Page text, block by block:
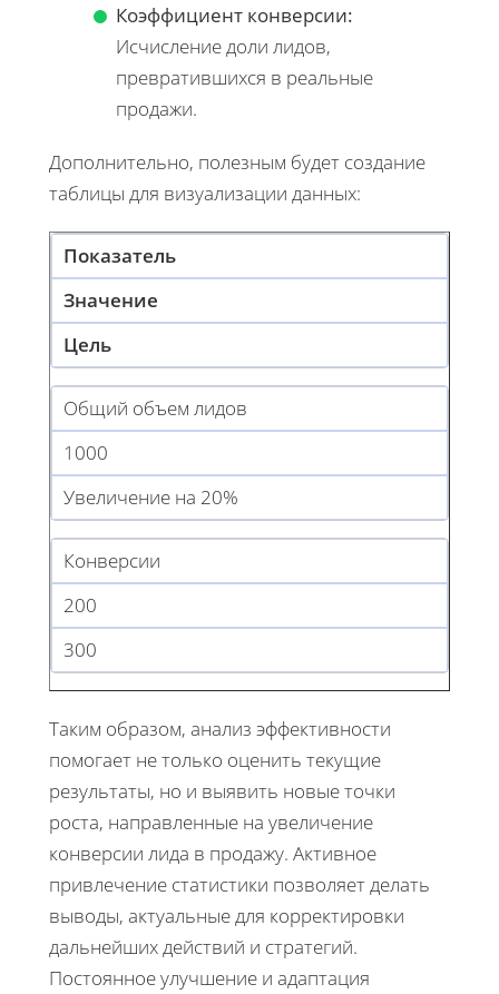
Коэффициент конверсии:
Исчисление доли лидов,
превратившихся в реальные
продажи.
Дополнительно, полезным будет создание
таблицы для визуализации данных:
Показатель
Значение
Цель
Общий объем лидов
1000
Увеличение на 20%
Конверсии
200
300
Таким образом, анализ эффективности
помогает не только оценить текущие
результаты, но и выявить новые точки
роста, направленные на увеличение
конверсии лида в продажу. Активное
привлечение статистики позволяет делать
выводы, актуальные для корректировки
дальнейших действий и стратегий.
Постоянное улучшение и адаптация